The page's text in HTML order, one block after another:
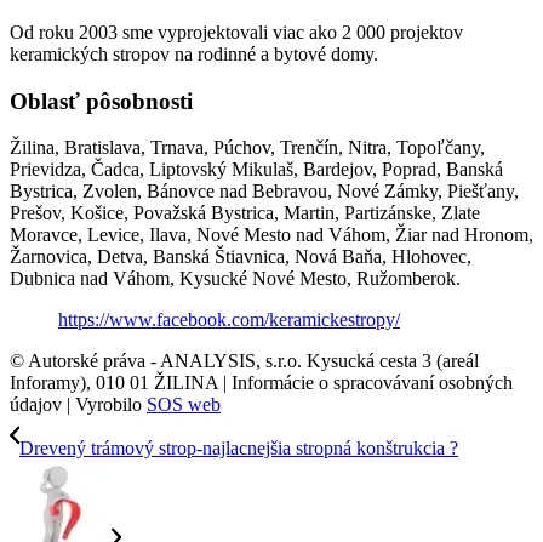
Od roku 2003 sme vyprojektovali viac ako 2 000 projektov
keramických stropov na rodinné a bytové domy.
Oblasť pôsobnosti
Žilina, Bratislava, Trnava, Púchov, Trenčín, Nitra, Topoľčany,
Prievidza, Čadca, Liptovský Mikulaš, Bardejov, Poprad, Banská
Bystrica, Zvolen, Bánovce nad Bebravou, Nové Zámky, Piešťany,
Prešov, Košice, Považská Bystrica, Martin, Partizánske, Zlate
Moravce, Levice, Ilava, Nové Mesto nad Váhom, Žiar nad Hronom,
Žarnovica, Detva, Banská Štiavnica, Nová Baňa, Hlohovec,
Dubnica nad Váhom, Kysucké Nové Mesto, Ružomberok.
https://www.facebook.com/keramickestropy/
© Autorské práva - ANALYSIS, s.r.o. Kysucká cesta 3 (areál
Inforamy), 010 01 ŽILINA | Informácie o spracovávaní osobných
údajov | Vyrobilo SOS web
Drevený trámový strop-najlacnejšia stropná konštrukcia ?